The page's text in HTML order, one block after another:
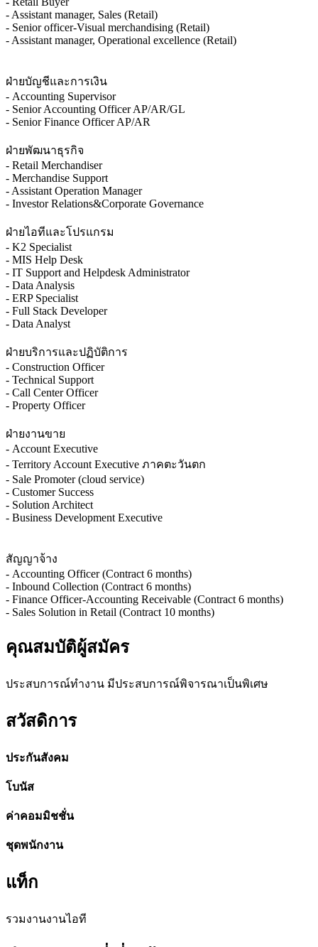
- Assistant manager, Sales (Retail)
- Senior officer-Visual merchandising (Retail)
- Assistant manager, Operational excellence (Retail)
ฝ่ายบัญชีและการเงิน
- Accounting Supervisor
- Senior Accounting Officer AP/AR/GL
- Senior Finance Officer AP/AR
ฝ่ายพัฒนาธุรกิจ
- Retail Merchandiser
- Merchandise Support
- Assistant Operation Manager
- Investor Relations&Corporate Governance
ฝ่ายไอทีและโปรแกรม
- K2 Specialist
- MIS Help Desk
- IT Support and Helpdesk Administrator
- Data Analysis
- ERP Specialist
- Full Stack Developer
- Data Analyst
ฝ่ายบริการและปฏิบัติการ
- Construction Officer
- Technical Support
- Call Center Officer
- Property Officer
ฝ่ายงานขาย
- Account Executive
- Territory Account Executive ภาคตะวันตก
- Sale Promoter (cloud service)
- Customer Success
- Solution Architect
- Business Development Executive
สัญญาจ้าง
- Accounting Officer (Contract 6 months)
- Inbound Collection (Contract 6 months)
- Finance Officer-Accounting Receivable (Contract 6 months)
- Sales Solution in Retail (Contract 10 months)
คุณสมบัติผู้สมัคร
ประสบการณ์ทำงาน มีประสบการณ์พิจารณาเป็นพิเศษ
สวัสดิการ
ประกันสังคม
โบนัส
ค่าคอมมิชชั่น
ชุดพนักงาน
แท็ก
รวมงานงานไอที